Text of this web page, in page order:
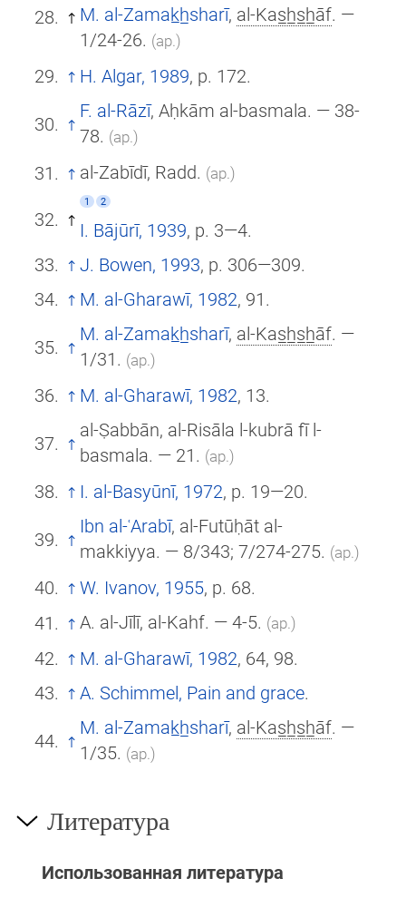
M. al-Zamak̲h̲sharī, al-Kas̲h̲s̲h̲āf. —
1/24-26. (ар.)
H. Algar, 1989, p. 172.
F. al-Rāzī, Aḥkām al-basmala. — 38-
78. (ар.)
al-Zabīdī, Radd. (ар.)
1 2
I. Bājūrī, 1939, p. 3—4.
J. Bowen, 1993, p. 306—309.
M. al-Gharawī, 1982, 91.
M. al-Zamak̲h̲sharī, al-Kas̲h̲s̲h̲āf. —
1/31. (ар.)
M. al-Gharawī, 1982, 13.
al-Ṣabbān, al-Risāla l-kubrā fī l-
basmala. — 21. (ар.)
I. al-Basyūnī, 1972, p. 19—20.
Ibn al-ʿArabī, al-Futūḥāt al-
makkiyya. — 8/343; 7/274-275. (ар.)
W. Ivanov, 1955, p. 68.
A. al-Jīlī, al-Kahf. — 4-5. (ар.)
M. al-Gharawī, 1982, 64, 98.
A. Schimmel, Pain and grace.
M. al-Zamak̲h̲sharī, al-Kas̲h̲s̲h̲āf. —
1/35. (ар.)
Литература
Использованная литература